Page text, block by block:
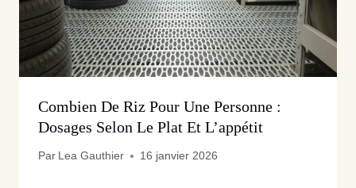
Combien De Riz Pour Une Personne :
Dosages Selon Le Plat Et L’appétit
Par Lea Gauthier 16 janvier 2026